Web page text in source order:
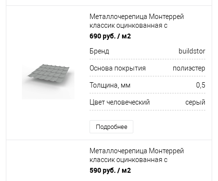
Металлочерепица Монтеррей
классик оцинкованная с
полимерным покрытием
690 руб. / м2
Бренд buildstor
Основа покрытия полиэстер
Толщина, мм 0,5
Цвет человеческий серый
Подробнее
Металлочерепица Монтеррей
классик оцинкованная с
полимерным покрытием
590 руб. / м2